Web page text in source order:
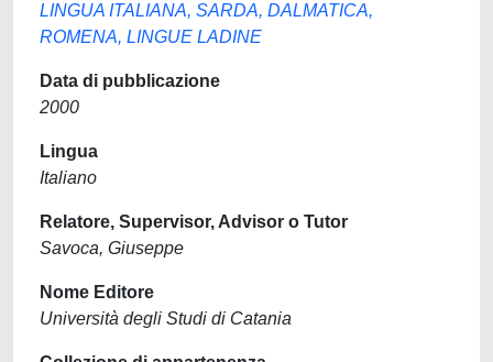
LINGUA ITALIANA, SARDA, DALMATICA,
ROMENA, LINGUE LADINE
Data di pubblicazione
2000
Lingua
Italiano
Relatore, Supervisor, Advisor o Tutor
Savoca, Giuseppe
Nome Editore
Università degli Studi di Catania